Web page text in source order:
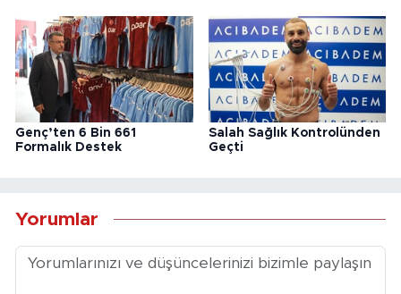
Genç’ten 6 Bin 661
Formalık Destek
Salah Sağlık Kontrolünden
Geçti
Yorumlar